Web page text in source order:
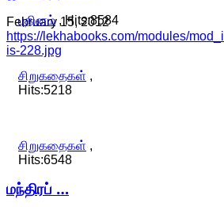
February 15, 2012
https://lekhabooks.com/modules/
is-228.jpg
மந்திரப் …
புதினம், Hits:8584
சிறுகதைகள் ,
Hits:5218
சிறுகதைகள் ,
Hits:6548